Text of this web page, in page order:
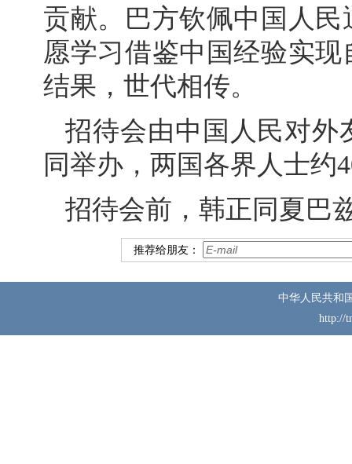
贡献。巴方钦佩中国人
愿学习借鉴中国经验实
结果，世代相传。
招待会由中国人民对外
同举办，两国各界人士约
招待会前，韩正同夏巴
推荐给朋友：
中华人民共和
http://